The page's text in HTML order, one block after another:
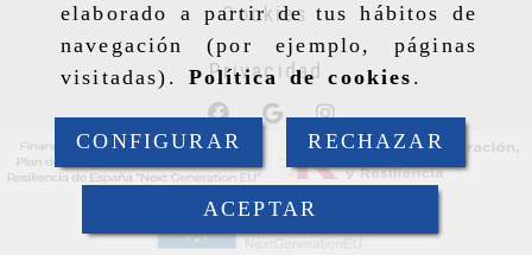
elaborado a partir de tus hábitos de
navegación (por ejemplo, páginas
visitadas). Política de cookies .
CONFIGURAR RECHAZAR
ACEPTAR
Cookies
Privacidad